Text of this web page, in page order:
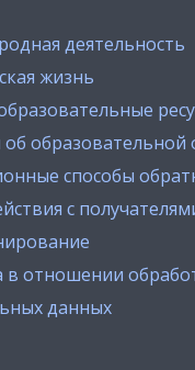
деятельность
жизнь
образовательной
способы
с
в отношении
данных